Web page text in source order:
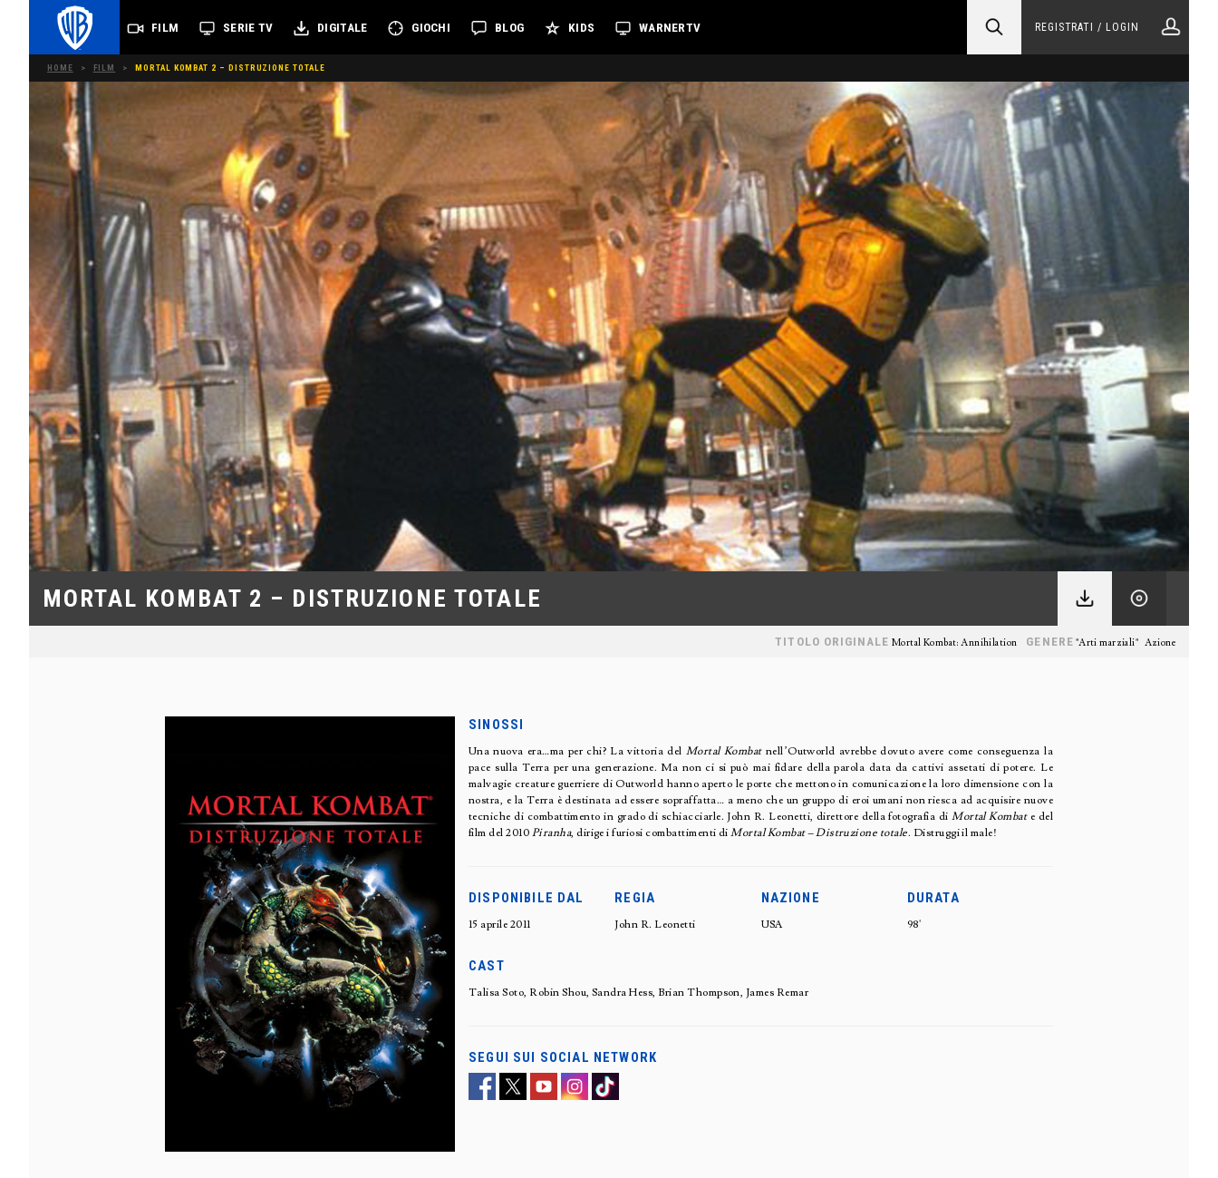
FILM SERIE TV DIGITALE GIOCHI BLOG KIDS WARNERTV REGISTRATI / LOGIN
HOME > FILM > MORTAL KOMBAT 2 – DISTRUZIONE TOTALE
MORTAL KOMBAT 2 – DISTRUZIONE TOTALE
GENERE "Arti marziali" Azione
TITOLO ORIGINALE Mortal Kombat: Annihilation
SINOSSI
Una nuova era…ma per chi? La vittoria del Mortal Kombatnell’Outworld avrebbe dovuto avere come conseguenza la
pace sulla Terra per una generazione. Ma non ci si può mai fidare della parola data da cattivi assetati di potere. Le
malvagie creature guerriere di Outworld hanno aperto le porte che mettono in comunicazione la loro dimensione con la
nostra, e la Terra è destinata ad essere sopraffatta… a meno che un gruppo di eroi umani non riesca ad acquisire nuove
tecniche di combattimento in grado di schiacciarle. John R. Leonetti, direttore della fotografia diMortal Kombate del
film del 2010 Piranha, dirige i furiosi combattimenti diMortal Kombat – Distruzione totale. Distruggi il male!
DISPONIBILE DAL
15 aprile 2011
REGIA
John R. Leonetti
NAZIONE
USA
DURATA
98'
CAST
Talisa Soto, Robin Shou, Sandra Hess, Brian Thompson, James Remar
SEGUI SUI SOCIAL NETWORK